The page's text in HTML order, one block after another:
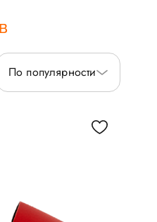
По популярности